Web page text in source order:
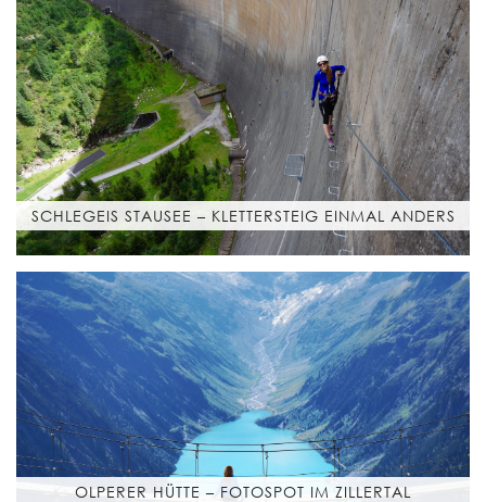
SCHLEGEIS STAUSEE – KLETTERSTEIG EINMAL ANDERS
OLPERER HÜTTE – FOTOSPOT IM ZILLERTAL